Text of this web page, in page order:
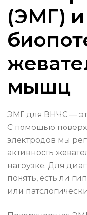
(ЭМГ) и
мышц
ЭМГ для ВНЧС —
С помощью
электродов мы
активность
нагрузке. Для
понять, есть ли
или